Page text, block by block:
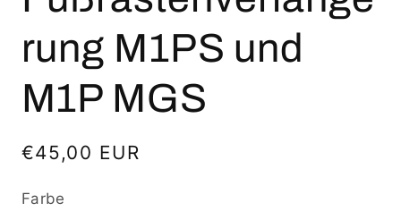
rung M1PS und
M1P MGS
Normaler
€45,00 EUR
Farbe